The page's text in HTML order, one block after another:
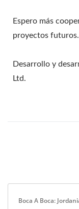
Espero más
proyectos futuros.
Desarrollo y
Ltd.
Boca A Boca: